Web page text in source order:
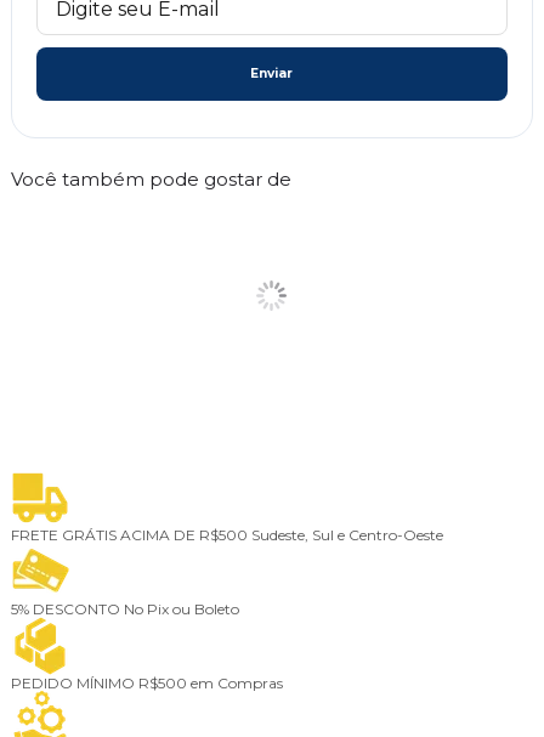
Enviar
Você também pode gostar de
FRETE GRÁTIS ACIMA DE R$500 Sudeste, Sul e Centro-Oeste
5% DESCONTO No Pix ou Boleto
PEDIDO MÍNIMO R$500 em Compras